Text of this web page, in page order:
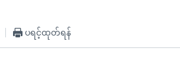
ပရင့်ထုတ်ရန်